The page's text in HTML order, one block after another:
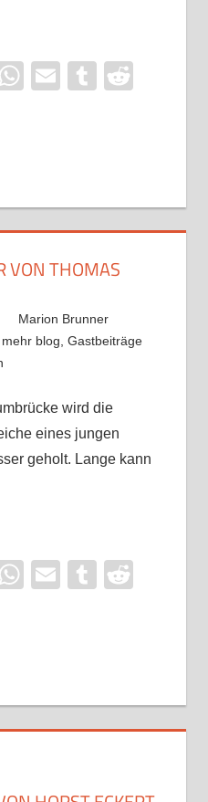
Mastodon
WhatsApp
EmailTumblr
VON THOMAS
Marion Brunner
blog Gastbeiträge
wird die
eines jungen
geholt. Lange kann
Mastodon
WhatsApp
EmailTumblr